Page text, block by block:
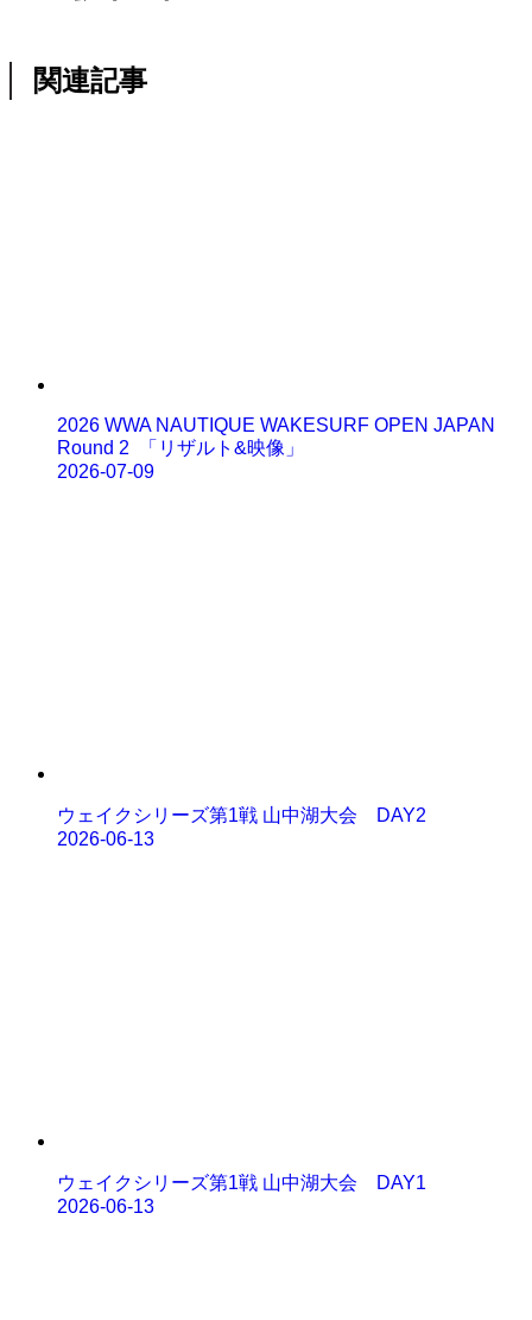
関連記事
2026 WWA NAUTIQUE WAKESURF OPEN JAPAN
Round 2 「リザルト&映像」
2026-07-09
ウェイクシリーズ第1戦 山中湖大会 DAY2
2026-06-13
ウェイクシリーズ第1戦 山中湖大会 DAY1
2026-06-13